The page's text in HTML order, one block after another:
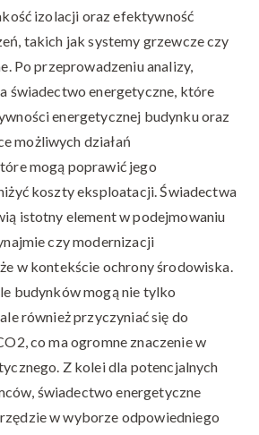
izolacji oraz efektywność
takich jak systemy grzewcze czy
Po przeprowadzeniu analizy,
świadectwo energetyczne, które
energetycznej budynku oraz
możliwych działań
mogą poprawić jego
koszty eksploatacji. Świadectwa
istotny element w podejmowaniu
czy modernizacji
w kontekście ochrony środowiska.
budynków mogą nie tylko
również przyczyniać się do
co ma ogromne znaczenie w
Z kolei dla potencjalnych
świadectwo energetyczne
w wyborze odpowiedniego